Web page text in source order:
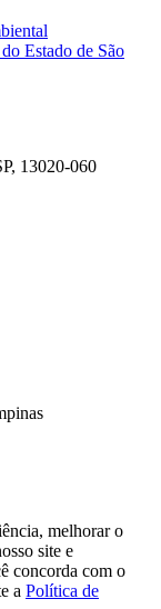
Estado de São
13020-060
melhorar o
site e
concorda com o
a Política de